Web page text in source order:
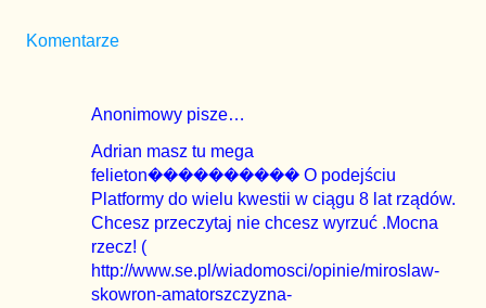
Komentarze
Anonimowy pisze…
Adrian masz tu mega
felieton���������� O podejściu
Platformy do wielu kwestii w ciągu 8 lat rządów.
Chcesz przeczytaj nie chcesz wyrzuć .Mocna
rzecz! (
http://www.se.pl/wiadomosci/opinie/miroslaw-
skowron-amatorszczyzna-